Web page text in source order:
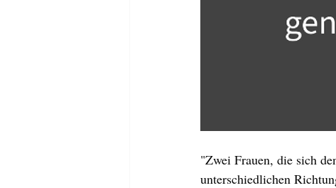
"Zwei Frauen, die sich
unterschiedlichen